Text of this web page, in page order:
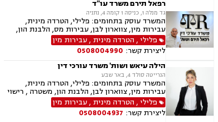
בינוי, קבוצות רכישה עסקאות מכר דירה, פינוי
מושכר הפקעת קרקעות, מגרשים לבניה, דיירות
מוגנת, נחלות ומשקים במושבים, רשות מקרקעי
ישראל, צווי הריסה, רישום קבלנים, בתים משותפים,
נדל"ן ביהודה ושומרון,
רפאל תירם משרד עו"ד
גד מנלה 1, כניסה 1 קומה 4, נתניה
המשרד עוסק בתחומים: פלילי, הטרדה מינית,
עבירות מין, צווארון לבן, עבירות מס, הלבנת הון,
אלימות במשפחה, עבירות סמים, ועדת שיחרורים,
תעבורה, נהיגה בשכרות, שלילת רישיון נהיגה,
פסילת רישיון מנהלית, המכון הרפואי לבטיחות
בדרכים, פשיטת רגל, הוצאה לפועל, דיני משפלה,
הסכמי ממון, צוואות וירושות, יפוי כוח מתמשך
פלילי, הטרדה מינית ,עבירות מין
ליצירת קשר: 0508004990
הילה עיאש ושות' משרד עורכי דין
הנרייטה סולד 4, באר שבע
המשרד עוסק בתחומים: פלילי, הטרדה מינית,
עבירות מין, צווארון לבן, הלבנת הון, משטרה , רישוי
נשק, ייצוג קטינים, אלימות במשפחה, עבירות סמים,
גרימת מוות ברשלנות, עבירות סייבר, חוק הנוער,
עבירות המתה, עבירות נשק, עבירות רכוש
פלילי, הטרדה מינית ,עבירות מין
ליצירת קשר: 0508004937